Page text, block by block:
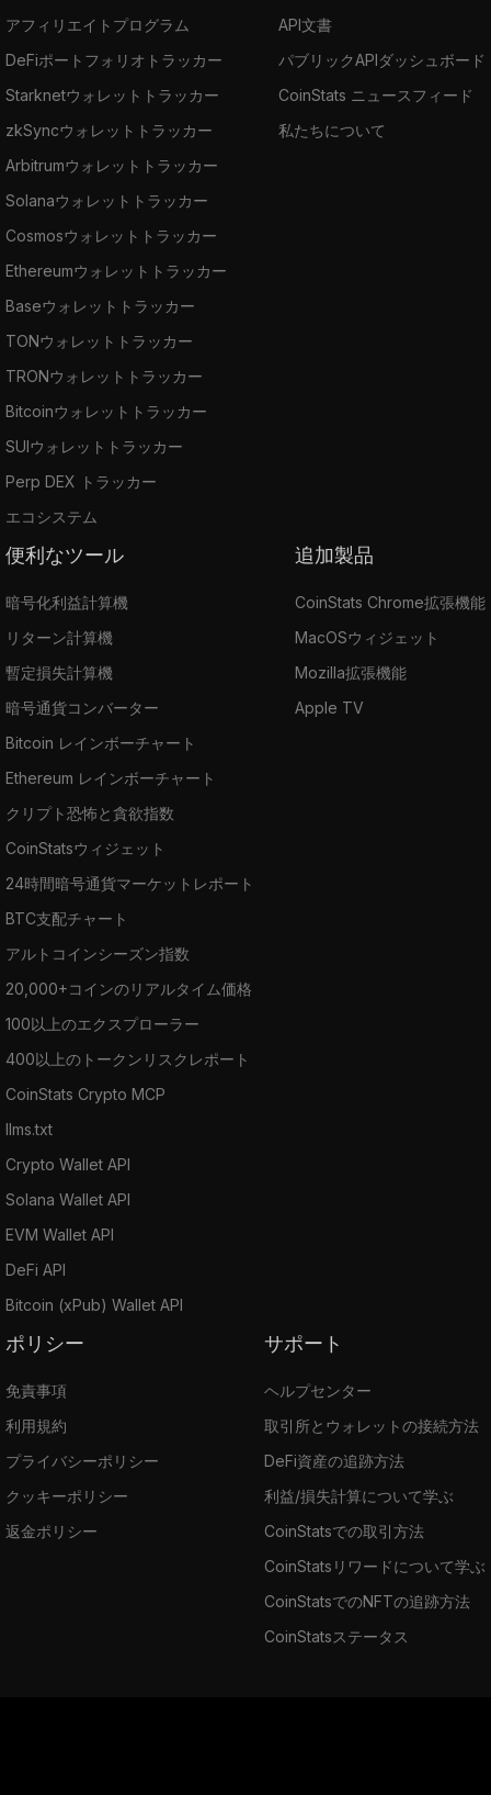
アフィリエイトプログラム
DeFiポートフォリオトラッカー
Starknetウォレットトラッカー
zkSyncウォレットトラッカー
Arbitrumウォレットトラッカー
Solanaウォレットトラッカー
Cosmosウォレットトラッカー
Ethereumウォレットトラッカー
Baseウォレットトラッカー
TONウォレットトラッカー
TRONウォレットトラッカー
Bitcoinウォレットトラッカー
SUIウォレットトラッカー
Perp DEX トラッカー
エコシステム
API文書
パブリックAPIダッシュボード
CoinStats ニュースフィード
私たちについて
便利なツール
暗号化利益計算機
リターン計算機
暫定損失計算機
暗号通貨コンバーター
Bitcoin レインボーチャート
Ethereum レインボーチャート
クリプト恐怖と貪欲指数
CoinStatsウィジェット
24時間暗号通貨マーケットレポート
BTC支配チャート
アルトコインシーズン指数
20,000+コインのリアルタイム価格
100以上のエクスプローラー
400以上のトークンリスクレポート
CoinStats Crypto MCP
llms.txt
Crypto Wallet API
Solana Wallet API
EVM Wallet API
DeFi API
Bitcoin (xPub) Wallet API
追加製品
CoinStats Chrome拡張機能
MacOSウィジェット
Mozilla拡張機能
Apple TV
ポリシー
免責事項
利用規約
プライバシーポリシー
クッキーポリシー
返金ポリシー
サポート
ヘルプセンター
取引所とウォレットの接続方法
DeFi資産の追跡方法
利益/損失計算について学ぶ
CoinStatsでの取引方法
CoinStatsリワードについて学ぶ
CoinStatsでのNFTの追跡方法
CoinStatsステータス